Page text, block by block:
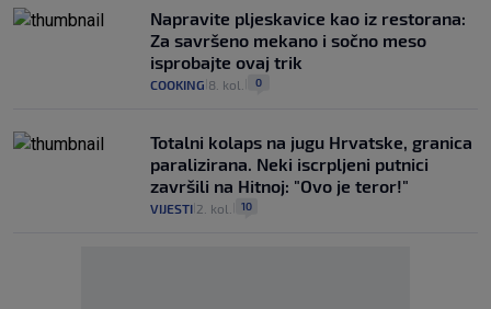
Napravite pljeskavice kao iz restorana:
Za savršeno mekano i sočno meso
isprobajte ovaj trik
COOKING 8. kol. 0
Totalni kolaps na jugu Hrvatske, granica
paralizirana. Neki iscrpljeni putnici
završili na Hitnoj: "Ovo je teror!"
VIJESTI 2. kol. 10